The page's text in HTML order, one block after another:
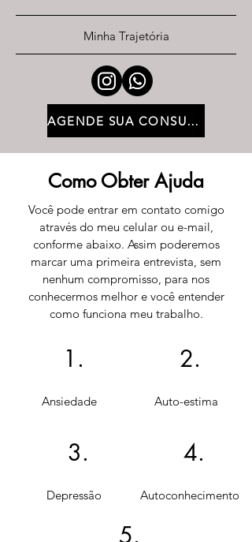
Minha Trajetória
AGENDE SUA CONSULTA
Como Obter Ajuda
Você pode entrar em contato comigo
através do meu celular ou e-mail,
conforme abaixo. Assim poderemos
marcar uma primeira entrevista, sem
nenhum compromisso, para nos
conhecermos melhor e você entender
como funciona meu trabalho.
1. 2.
Ansiedade Auto-estima
3. 4.
Depressão Autoconhecimento
5.